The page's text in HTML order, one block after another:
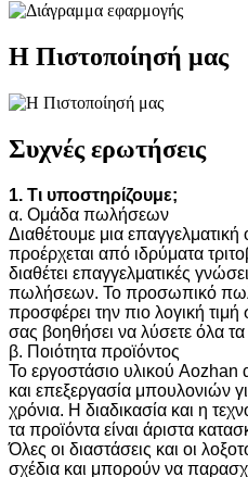
Η Πιστοποίησή μας
Συχνές ερωτήσεις
1. Τι υποστηρίζουμε;
α. Ομάδα πωλήσεων
Διαθέτουμε μια
προέρχεται από ιδρύματα
διαθέτει επαγγελματικές
πωλήσεων. Το προσωπικό
προσφέρει την πιο λογική
σας βοηθήσει να λύσετε όλα
β. Ποιότητα προϊόντος
Το εργοστάσιο υλικού Aozhan
και επεξεργασία μπουλονιών
χρόνια. Η διαδικασία και η
τα προϊόντα είναι άριστα
Όλες οι διαστάσεις και οι
σχέδια και μπορούν να